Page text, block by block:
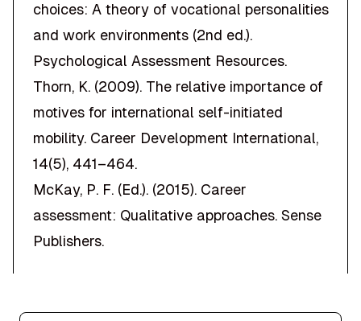
choices: A theory of vocational personalities
and work environments (2nd ed.).
Psychological Assessment Resources.
Thorn, K. (2009). The relative importance of
motives for international self-initiated
mobility. Career Development International,
14(5), 441–464.
McKay, P. F. (Ed.). (2015). Career
assessment: Qualitative approaches. Sense
Publishers.